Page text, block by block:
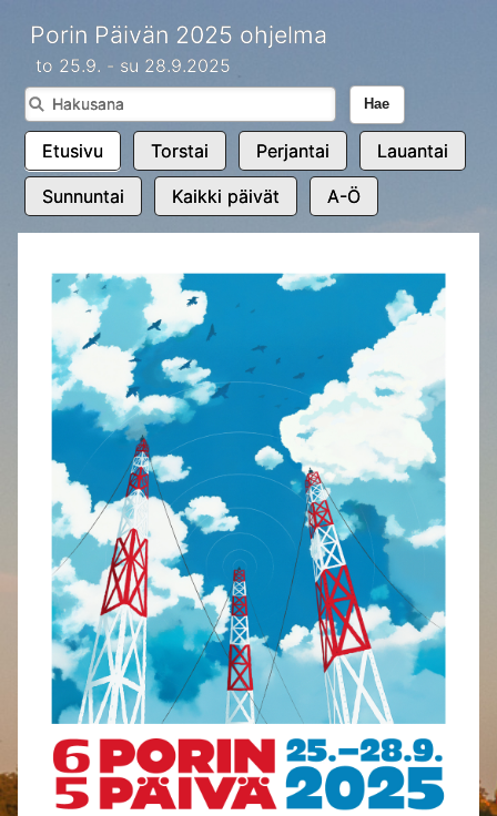
Porin Päivän 2025 ohjelma
to 25.9. - su 28.9.2025
Hae
Etusivu Torstai Perjantai Lauantai
Sunnuntai Kaikki päivät A-Ö